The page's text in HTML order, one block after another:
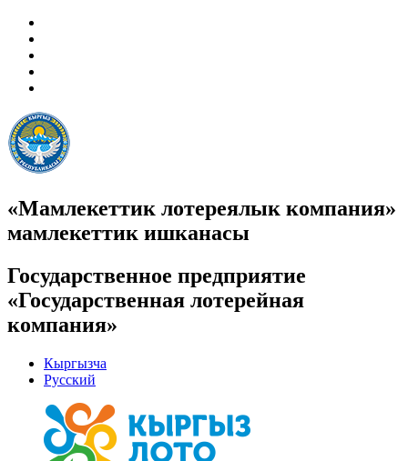
«Мамлекеттик лотереялык компания»
мамлекеттик ишканасы
Государственное предприятие
«Государственная лотерейная
компания»
Кыргызча
Русский